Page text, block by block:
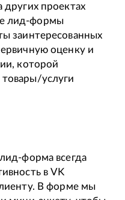
проектах
лид-формы
заинтересованных
оценку и
которой
услуги
форма всегда
в VK
В форме мы